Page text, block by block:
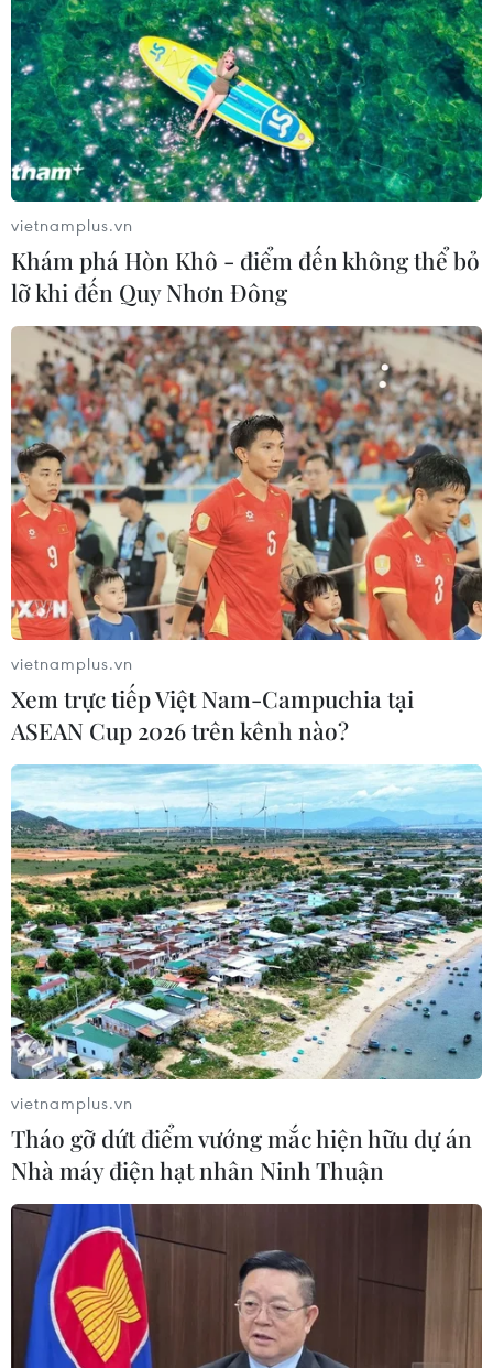
vietnamplus.vn
Khám phá Hòn Khô - điểm đến không thể bỏ
lỡ khi đến Quy Nhơn Đông
vietnamplus.vn
Xem trực tiếp Việt Nam-Campuchia tại
ASEAN Cup 2026 trên kênh nào?
vietnamplus.vn
Tháo gỡ dứt điểm vướng mắc hiện hữu dự án
Nhà máy điện hạt nhân Ninh Thuận